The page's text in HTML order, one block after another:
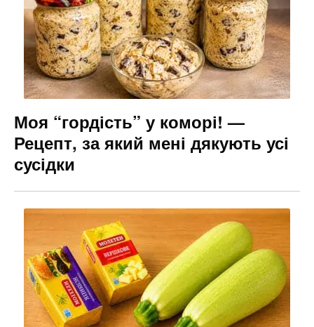
Моя “гордість” у коморі! —
Рецепт, за який мені дякують усі
сусідки